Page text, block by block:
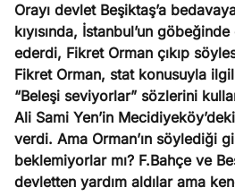
Ağustos
4, 2026
umutlu
ister
Köşe
Yazıları
Orayı devlet Beşiktaş’a
kıyısında, İstanbul’un
ederdi, Fikret Orman çıkıp
Fikret Orman, stat konusuyla
“Beleşi seviyorlar” sözlerini
Ali Sami Yen’in
verdi. Ama Orman’ın söylediği
beklemiyorlar mı? F.Bahçe ve
devletten yardım aldılar ama